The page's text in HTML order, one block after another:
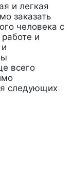
и легкая
заказать
человека с
и
всего
следующих